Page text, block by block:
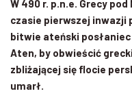
W 490 r. p.n.e. Grecy
czasie pierwszej inwazji
bitwie ateński
Aten, by obwieścić
zbliżającej się flocie
umarł.